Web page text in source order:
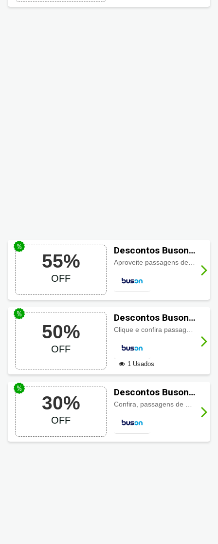
55%
OFF
Descontos Buson
até 55% de Goiânia
50%
OFF
Descontos Buson
de São Paulo para
1 Usados
30%
OFF
Descontos Buson
até 30% de Porto
Florianópolis